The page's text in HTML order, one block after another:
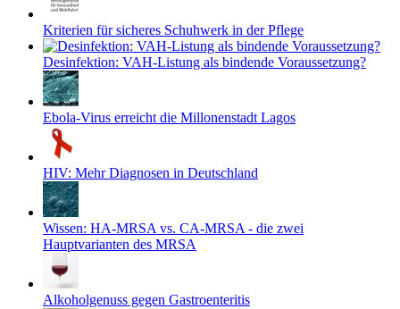
Kriterien für sicheres Schuhwerk in der Pflege
Desinfektion: VAH-Listung als bindende Voraussetzung?
Ebola-Virus erreicht die Millonenstadt Lagos
HIV: Mehr Diagnosen in Deutschland
Wissen: HA-MRSA vs. CA-MRSA - die zwei
Hauptvarianten des MRSA
Alkoholgenuss gegen Gastroenteritis